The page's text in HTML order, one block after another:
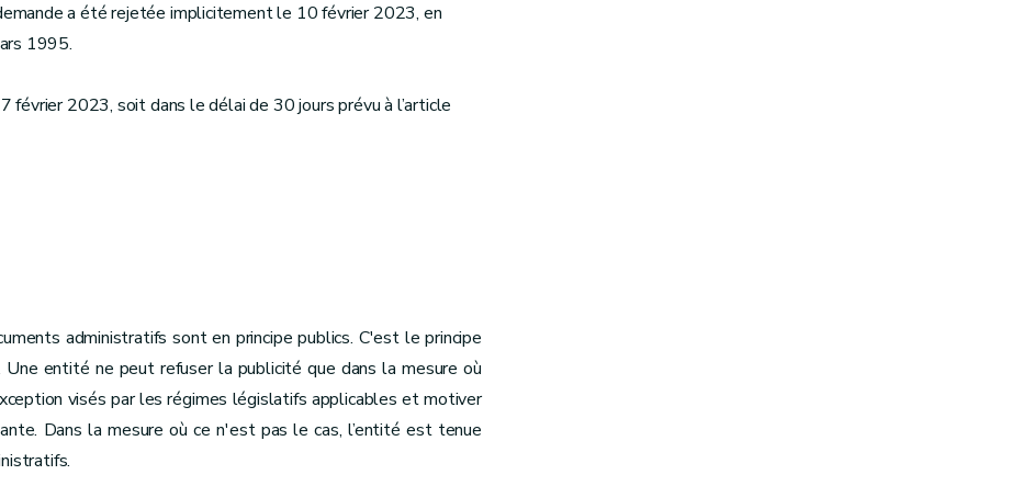
a été rejetée implicitement le 10 février 2023, en
1995.
février 2023, soit dans le délai de 30 jours prévu à l’article
administratifs sont en principe publics. C'est le principe
entité ne peut refuser la publicité que dans la mesure où
visés par les régimes législatifs applicables et motiver
Dans la mesure où ce n'est pas le cas, l’entité est tenue